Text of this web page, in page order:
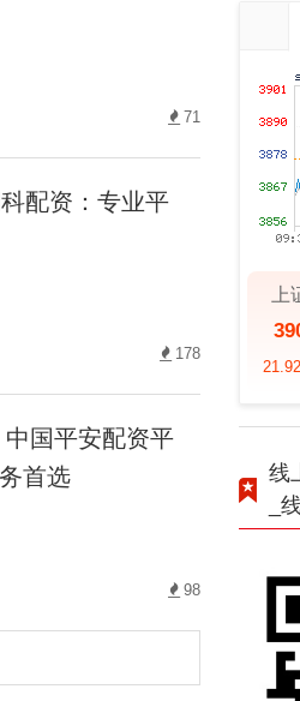
71
配资：专业平
178
国平安配资平
首选
98
线
_